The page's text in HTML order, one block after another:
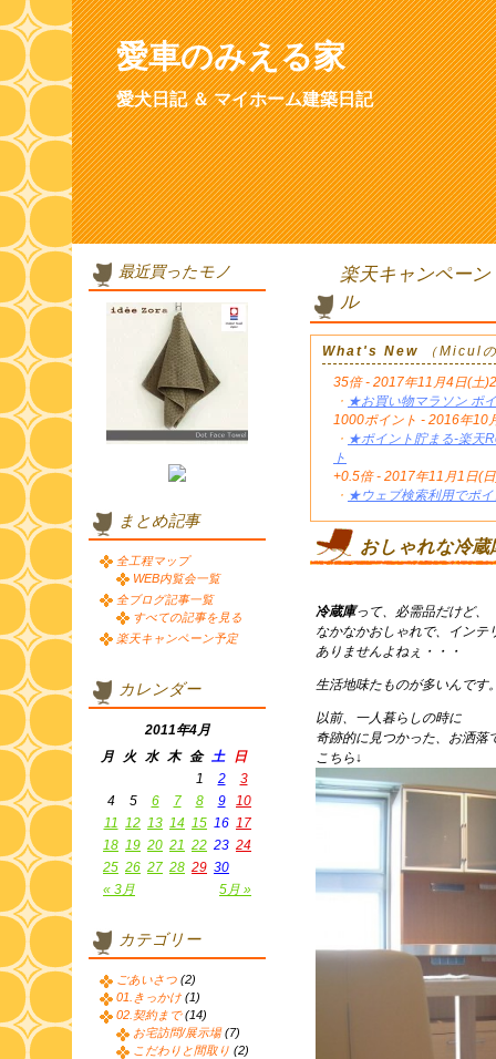
愛車のみえる家
愛犬日記 ＆ マイホーム建築日記
楽天キャンペー
ル
What's New （Micul
35倍 - 2017年11月4日(土
・ ★お買い物マラソン ポ
1000ポイント - 2016年10
・ ★ポイント貯まる-楽天
ト
+0.5倍 - 2017年11月1日(
・ ★ウェブ検索利用でポ
おしゃれな冷蔵
冷蔵庫って、必需品だけど、
なかなかおしゃれで、インテ
ありませんよねぇ・・・
生活地味たものが多いんです
以前、一人暮らしの時に
奇跡的に見つかった、お洒落
こちら↓
最近買ったモノ
まとめ記事
全工程マップ
WEB内覧会一覧
全ブログ記事一覧
すべての記事を見る
楽天キャンペーン予定
カレンダー
2011年4月
月
火 水 木 金 土 日
« 3月 5月 »
1 2
3
4
5 6 7 8 9
10
11 12 13 14 15 16 17
18 19 20 21 22 23 24
25 26 27 28 29 30
カテゴリー
ごあいさつ (2)
01.きっかけ (1)
02.契約まで(14)
お宅訪問/展示場(7)
こだわりと間取り (2)